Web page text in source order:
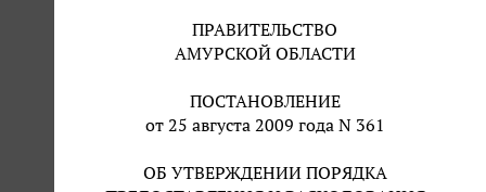
ПРАВИТЕЛЬСТВО
АМУРСКОЙ ОБЛАСТИ
ПОСТАНОВЛЕНИЕ
от 25 августа 2009 года N 361
ОБ УТВЕРЖДЕНИИ ПОРЯДКА